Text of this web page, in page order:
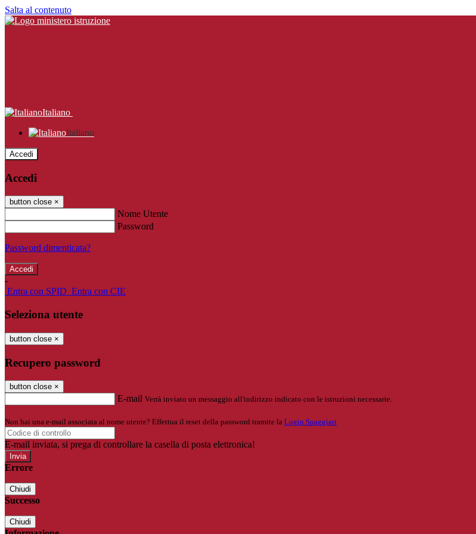
Salta al contenuto
Italiano
Italiano
Accedi
Accedi
button close ×
Nome Utente
Password
Password dimenticata?
-
Entra con SPID Entra con CIE
Seleziona utente
button close ×
Recupero password
button close ×
E-mail Verrà inviato un messaggio all'indirizzo indicato con le istruzioni necessarie.
Non hai una e-mail associata al nome utente? Effettua il reset della password tramite la Login Spaggiari
E-mail inviata, si prega di controllare la casella di posta elettronica!
Errore
Chiudi
Successo
Chiudi